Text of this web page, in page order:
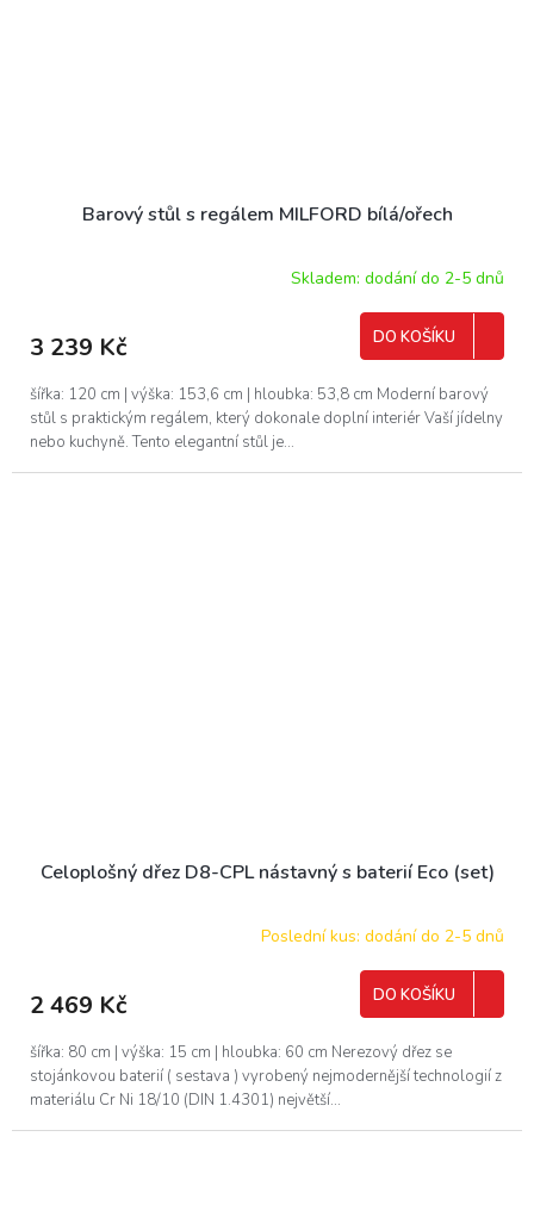
Barový stůl s regálem MILFORD bílá/ořech
Skladem: dodání do 2-5 dnů
3 239 Kč DO KOŠÍKU
šířka: 120 cm | výška: 153,6 cm | hloubka: 53,8 cm Moderní barový
stůl s praktickým regálem, který dokonale doplní interiér Vaší jídelny
nebo kuchyně. Tento elegantní stůl je...
Celoplošný dřez D8-CPL nástavný s baterií Eco (set)
Poslední kus: dodání do 2-5 dnů
2 469 Kč DO KOŠÍKU
šířka: 80 cm | výška: 15 cm | hloubka: 60 cm Nerezový dřez se
stojánkovou baterií ( sestava ) vyrobený nejmodernější technologií z
materiálu Cr Ni 18/10 (DIN 1.4301) největší...